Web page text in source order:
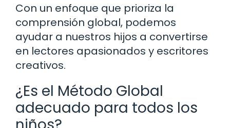
Con un enfoque que prioriza la
comprensión global, podemos
ayudar a nuestros hijos a convertirse
en lectores apasionados y escritores
creativos.
¿Es el Método Global
adecuado para todos los